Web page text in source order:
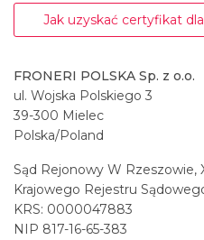
Jak uzyskać certyfikat
FRONERI POLSKA Sp. z o.o.
ul. Wojska Polskiego 3
39-300 Mielec
Polska/Poland
Sąd Rejonowy W Rzeszowie,
Krajowego Rejestru
KRS: 0000047883
NIP 817-16-65-383